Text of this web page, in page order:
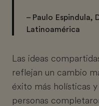
– Paulo Espindula,
Latinoamérica
Las ideas
reflejan un cambio
éxito más holísticas
personas